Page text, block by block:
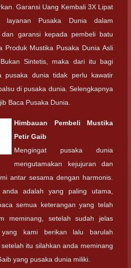
Garansi Uang Kembali 3X Lipat
layanan Pusaka Dunia dalam
dan garansi kepada pembeli batu
Produk Mustika Pusaka Dunia Asli
Sintetis, maka dari itu bagi
pusaka dunia tidak perlu kawatir
di pusaka dunia. Selengkapnya
Baca Pusaka Dunia.
Himbauan Pembeli Mustika
Petir Gaib
Mengingat pusaka dunia
mengutamakan kejujuran dan
antar sesama dengan harmonis.
adalah yang paling utama,
semua keterangan yang telah
meminang, setelah sudah jelas
yang kami berikan lalu barulah
itu silahkan anda meminang
yang pusaka dunia miliki.